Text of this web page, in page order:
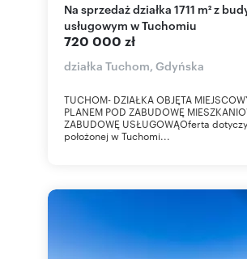
Na sprzedaż działka 1711 m² z budynkiem
usługowym w Tuchomiu
720 000 zł
działka Tuchom, Gdyńska
TUCHOM- DZIAŁKA OBJĘTA
PLANEM POD ZABUDOWĘ
ZABUDOWĘ USŁUGOWĄOferta
położonej w Tuchomi...